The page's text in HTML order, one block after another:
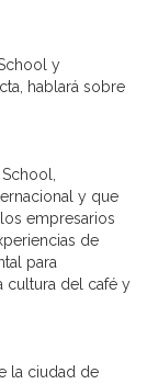
y
hablará sobre
y que
empresarios
de
para
cultura del café y
la ciudad de